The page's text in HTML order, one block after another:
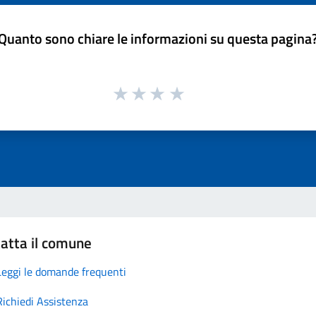
sono chiare le informazioni su questa
il comune
le domande frequenti
Assistenza